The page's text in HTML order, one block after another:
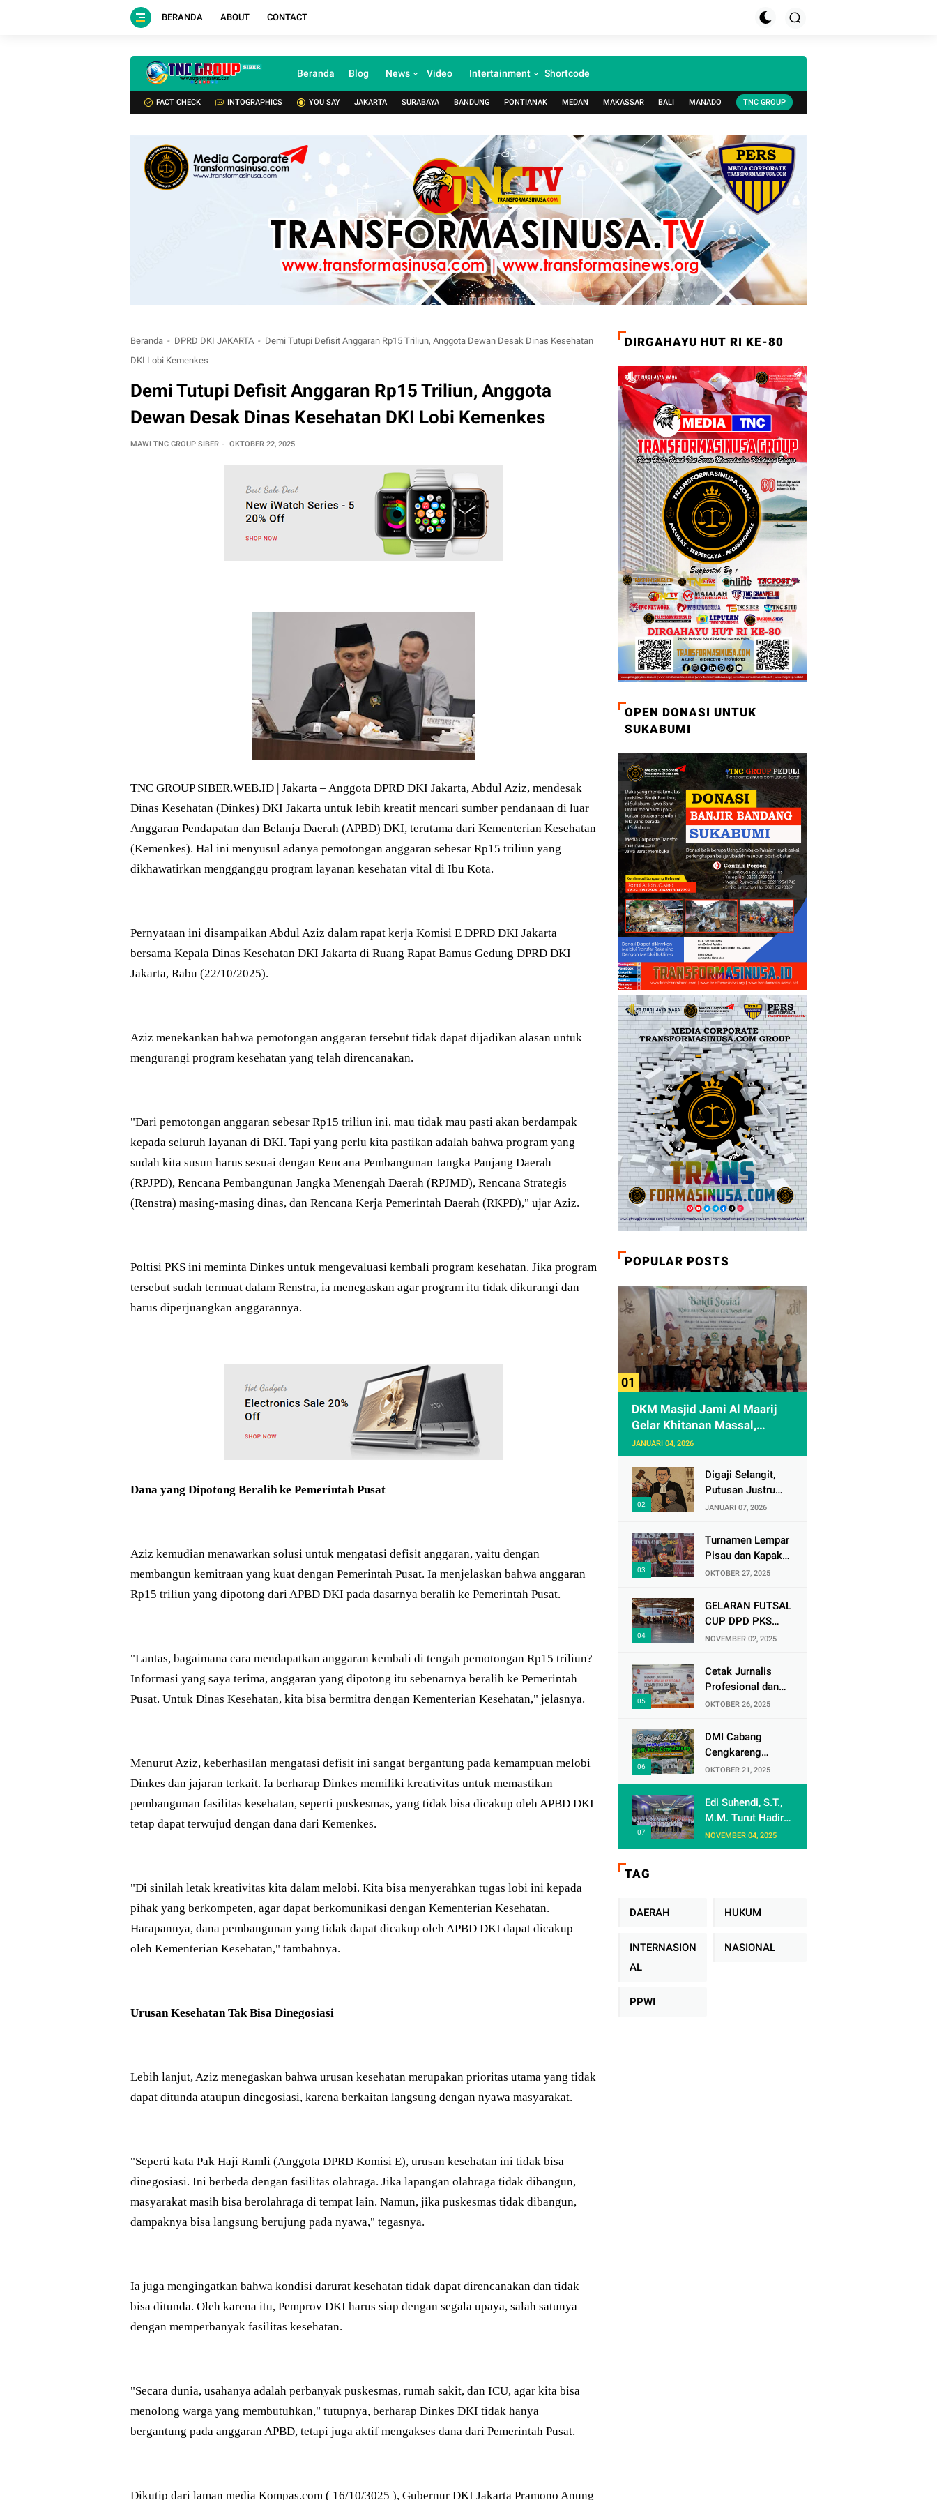
BERANDA ABOUT CONTACT
Beranda Blog News Video Intertainment Shortcode
FACT CHECK INTOGRAPHICS YOU SAY JAKARTA SURABAYA BANDUNG PONTIANAK MEDAN MAKASSAR BALI MANADO TNC GROUP
Beranda DPRD DKI JAKARTA
Demi Tutupi Defisit Anggaran Rp15 Triliun, Anggota Dewan Desak Dinas Kesehatan
DKI Lobi Kemenkes
Demi Tutupi Defisit Anggaran Rp15 Triliun, Anggota
Dewan Desak Dinas Kesehatan DKI Lobi Kemenkes
MAWI TNC GROUP SIBER OKTOBER 22, 2025
TNC GROUP SIBER.WEB.ID | Jakarta – Anggota DPRD DKI Jakarta, Abdul Aziz, mendesak
Dinas Kesehatan (Dinkes) DKI Jakarta untuk lebih kreatif mencari sumber pendanaan di luar
Anggaran Pendapatan dan Belanja Daerah (APBD) DKI, terutama dari Kementerian Kesehatan
(Kemenkes). Hal ini menyusul adanya pemotongan anggaran sebesar Rp15 triliun yang
dikhawatirkan mengganggu program layanan kesehatan vital di Ibu Kota.
Pernyataan ini disampaikan Abdul Aziz dalam rapat kerja Komisi E DPRD DKI Jakarta
bersama Kepala Dinas Kesehatan DKI Jakarta di Ruang Rapat Bamus Gedung DPRD DKI
Jakarta, Rabu (22/10/2025).
Aziz menekankan bahwa pemotongan anggaran tersebut tidak dapat dijadikan alasan untuk
mengurangi program kesehatan yang telah direncanakan.
"Dari pemotongan anggaran sebesar Rp15 triliun ini, mau tidak mau pasti akan berdampak
kepada seluruh layanan di DKI. Tapi yang perlu kita pastikan adalah bahwa program yang
sudah kita susun harus sesuai dengan Rencana Pembangunan Jangka Panjang Daerah
(RPJPD), Rencana Pembangunan Jangka Menengah Daerah (RPJMD), Rencana Strategis
(Renstra) masing-masing dinas, dan Rencana Kerja Pemerintah Daerah (RKPD)," ujar Aziz.
Poltisi PKS ini meminta Dinkes untuk mengevaluasi kembali program kesehatan. Jika program
tersebut sudah termuat dalam Renstra, ia menegaskan agar program itu tidak dikurangi dan
harus diperjuangkan anggarannya.
Dana yang Dipotong Beralih ke Pemerintah Pusat
Aziz kemudian menawarkan solusi untuk mengatasi defisit anggaran, yaitu dengan
membangun kemitraan yang kuat dengan Pemerintah Pusat. Ia menjelaskan bahwa anggaran
Rp15 triliun yang dipotong dari APBD DKI pada dasarnya beralih ke Pemerintah Pusat.
"Lantas, bagaimana cara mendapatkan anggaran kembali di tengah pemotongan Rp15 triliun?
Informasi yang saya terima, anggaran yang dipotong itu sebenarnya beralih ke Pemerintah
Pusat. Untuk Dinas Kesehatan, kita bisa bermitra dengan Kementerian Kesehatan," jelasnya.
Menurut Aziz, keberhasilan mengatasi defisit ini sangat bergantung pada kemampuan melobi
Dinkes dan jajaran terkait. Ia berharap Dinkes memiliki kreativitas untuk memastikan
pembangunan fasilitas kesehatan, seperti puskesmas, yang tidak bisa dicakup oleh APBD DKI
tetap dapat terwujud dengan dana dari Kemenkes.
"Di sinilah letak kreativitas kita dalam melobi. Kita bisa menyerahkan tugas lobi ini kepada
pihak yang berkompeten, agar dapat berkomunikasi dengan Kementerian Kesehatan.
Harapannya, dana pembangunan yang tidak dapat dicakup oleh APBD DKI dapat dicakup
oleh Kementerian Kesehatan," tambahnya.
Urusan Kesehatan Tak Bisa Dinegosiasi
Lebih lanjut, Aziz menegaskan bahwa urusan kesehatan merupakan prioritas utama yang tidak
dapat ditunda ataupun dinegosiasi, karena berkaitan langsung dengan nyawa masyarakat.
"Seperti kata Pak Haji Ramli (Anggota DPRD Komisi E), urusan kesehatan ini tidak bisa
dinegosiasi. Ini berbeda dengan fasilitas olahraga. Jika lapangan olahraga tidak dibangun,
masyarakat masih bisa berolahraga di tempat lain. Namun, jika puskesmas tidak dibangun,
dampaknya bisa langsung berujung pada nyawa," tegasnya.
Ia juga mengingatkan bahwa kondisi darurat kesehatan tidak dapat direncanakan dan tidak
bisa ditunda. Oleh karena itu, Pemprov DKI harus siap dengan segala upaya, salah satunya
dengan memperbanyak fasilitas kesehatan.
"Secara dunia, usahanya adalah perbanyak puskesmas, rumah sakit, dan ICU, agar kita bisa
menolong warga yang membutuhkan," tutupnya, berharap Dinkes DKI tidak hanya
bergantung pada anggaran APBD, tetapi juga aktif mengakses dana dari Pemerintah Pusat.
Dikutip dari laman media Kompas.com ( 16/10/3025 ), Gubernur DKI Jakarta Pramono Anung
DIRGAHAYU HUT RI KE-80
OPEN DONASI UNTUK
SUKABUMI
POPULAR POSTS
DKM Masjid Jami Al Maarij
Gelar Khitanan Massal,
Diikuti 61 Anak
JANUARI 04, 2026
Digaji Selangit,
Putusan Justru
Melukai Rasa
JANUARI 07, 2026
Turnamen Lempar
Pisau dan Kapak
D’Lesatt Open
Kota Tangerang
Raih Prestasi
OKTOBER 27, 2025
GELARAN FUTSAL
CUP DPD PKS
JAKARTA BARAT
DIBUKA
NOVEMBER 02, 2025
Cetak Jurnalis
Profesional dan
Berintegritas, PKS
Gelar Pelatihan
Jurnalistik
OKTOBER 26, 2025
DMI Cabang
Cengkareng
Agendakan Rihlah
2025 Untuk
Pengurus DKM Se
- Kecamatan
OKTOBER 21, 2025
Edi Suhendi, S.T.,
M.M. Turut Hadir
dalam Bimtek
Nasional Anggota
NOVEMBER 04, 2025
TAG
DAERAH HUKUM
INTERNASION
AL
NASIONAL
PPWI